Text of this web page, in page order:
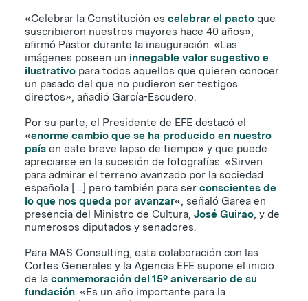
«Celebrar la Constitución es celebrar el pacto que
suscribieron nuestros mayores hace 40 años»,
afirmó Pastor durante la inauguración. «Las
imágenes poseen un innegable valor sugestivo e
ilustrativo para todos aquellos que quieren conocer
un pasado del que no pudieron ser testigos
directos», añadió García-Escudero.
Por su parte, el Presidente de EFE destacó el
«enorme cambio que se ha producido en nuestro
país en este breve lapso de tiempo» y que puede
apreciarse en la sucesión de fotografías. «Sirven
para admirar el terreno avanzado por la sociedad
española […] pero también para ser conscientes de
lo que nos queda por avanzar«, señaló Garea en
presencia del Ministro de Cultura, José Guirao, y de
numerosos diputados y senadores.
Para MAS Consulting, esta colaboración con las
Cortes Generales y la Agencia EFE supone el inicio
de la conmemoración del 15º aniversario de su
fundación. «Es un año importante para la